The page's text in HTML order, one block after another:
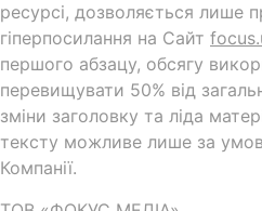
ресурсі, дозволяється лише
гіперпосилання на Cайт
першого абзацу, обсягу
перевищувати 50% від
зміни заголовку та ліда
тексту можливе лише за
Компанії.